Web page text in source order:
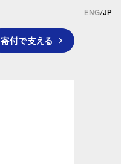
寄付で支える
ENG/JP